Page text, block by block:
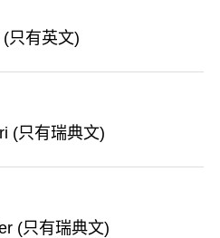
只有英文)
(只有瑞典文)
(只有瑞典文)